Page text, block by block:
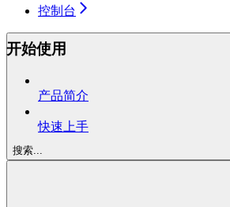
控制台
搜索...
开始使用
产品简介
快速上手